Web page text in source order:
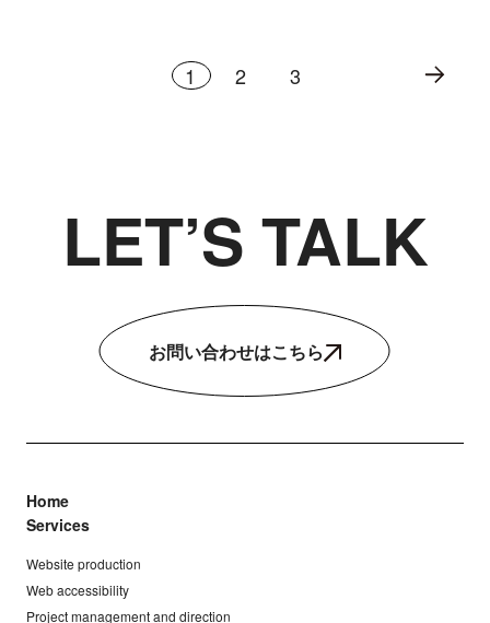
1 2 3
LET’S TALK
お問い合わせはこちら
Home
Services
Website production
Web accessibility
Project management and direction